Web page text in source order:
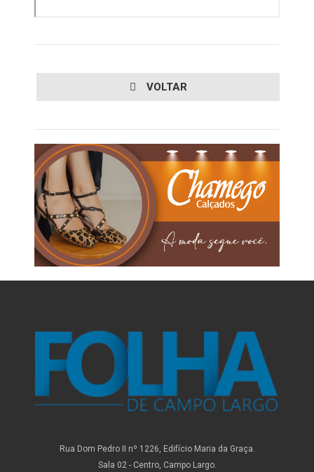
VOLTAR
Rua Dom Pedro II nº 1226, Edifício Maria da Graça.
Sala 02 - Centro, Campo Largo.